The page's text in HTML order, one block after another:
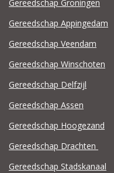
Gereedschap Groningen
Gereedschap Appingedam
Gereedschap Veendam
Gereedschap Winschoten
Gereedschap Delfzijl
Gereedschap Assen
Gereedschap Hoogezand
Gereedschap Drachten
Gereedschap Stadskanaal